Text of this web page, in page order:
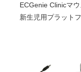
ECGenie Clinicマ
新生児用プラットフ